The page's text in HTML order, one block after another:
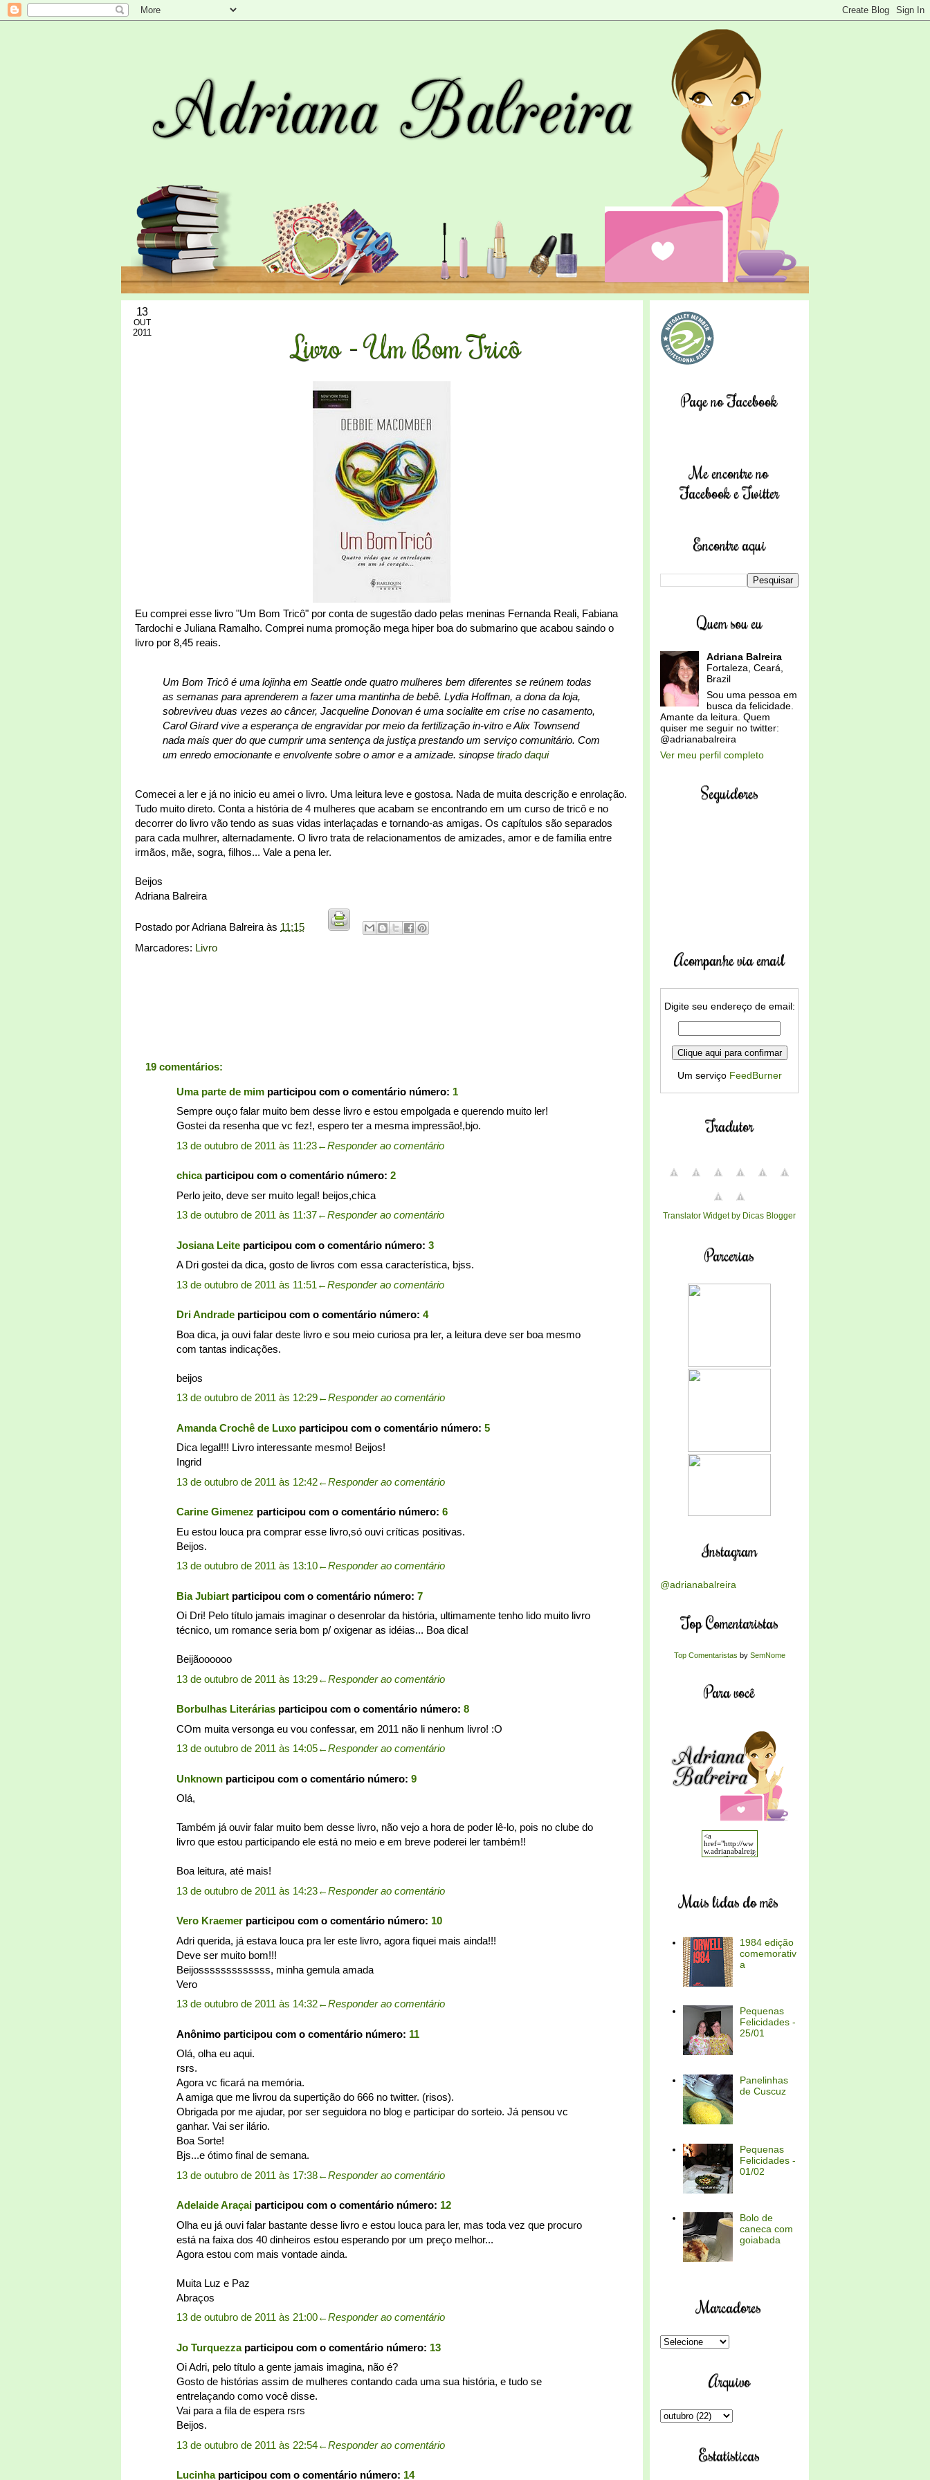
13
OUT
2011 Livro - Um Bom Tricô
Eu comprei esse livro "Um Bom Tricô" por conta de sugestão dado pelas meninas Fernanda Reali, Fabiana
Tardochi e Juliana Ramalho. Comprei numa promoção mega hiper boa do submarino que acabou saindo o
livro por 8,45 reais.
Um Bom Tricô é uma lojinha em Seattle onde quatro mulheres bem diferentes se reúnem todas
as semanas para aprenderem a fazer uma mantinha de bebê. Lydia Hoffman, a dona da loja,
sobreviveu duas vezes ao câncer, Jacqueline Donovan é uma socialite em crise no casamento,
Carol Girard vive a esperança de engravidar por meio da fertilização in-vitro e Alix Townsend
nada mais quer do que cumprir uma sentença da justiça prestando um serviço comunitário. Com
um enredo emocionante e envolvente sobre o amor e a amizade. sinopse tirado daqui
Comecei a ler e já no inicio eu amei o livro. Uma leitura leve e gostosa. Nada de muita descrição e enrolação.
Tudo muito direto. Conta a história de 4 mulheres que acabam se encontrando em um curso de tricô e no
decorrer do livro vão tendo as suas vidas interlaçadas e tornando-as amigas. Os capítulos são separados
para cada mulhrer, alternadamente. O livro trata de relacionamentos de amizades, amor e de família entre
irmãos, mãe, sogra, filhos... Vale a pena ler.
Beijos
Adriana Balreira
Postado porAdriana Balreira às 11:15
Marcadores: Livro
19 comentários:
Uma parte de mim participou com o comentário número: 1
Sempre ouço falar muito bem desse livro e estou empolgada e querendo muito ler!
Gostei da resenha que vc fez!, espero ter a mesma impressão!,bjo.
13 de outubro de 2011 às 11:23←Responder ao comentário
chicaparticipou com o comentário número: 2
Perlo jeito, deve ser muito legal! beijos,chica
13 de outubro de 2011 às 11:37←Responder ao comentário
Josiana Leite participou com o comentário número: 3
A Dri gostei da dica, gosto de livros com essa característica, bjss.
13 de outubro de 2011 às 11:51 ←Responder ao comentário
Dri Andrade participou com o comentário número: 4
Boa dica, ja ouvi falar deste livro e sou meio curiosa pra ler, a leitura deve ser boa mesmo
com tantas indicações.
beijos
13 de outubro de 2011 às 12:29←Responder ao comentário
Amanda Crochê de Luxo participou com o comentário número: 5
Dica legal!!! Livro interessante mesmo! Beijos!
Ingrid
13 de outubro de 2011 às 12:42←Responder ao comentário
Carine Gimenez participou com o comentário número: 6
Eu estou louca pra comprar esse livro,só ouvi críticas positivas.
Beijos.
13 de outubro de 2011 às 13:10←Responder ao comentário
Bia Jubiart participou com o comentário número: 7
Oi Dri! Pelo título jamais imaginar o desenrolar da história, ultimamente tenho lido muito livro
técnico, um romance seria bom p/ oxigenar as idéias... Boa dica!
Beijãoooooo
13 de outubro de 2011 às 13:29←Responder ao comentário
Borbulhas Literárias participou com o comentário número: 8
COm muita versonga eu vou confessar, em 2011 não li nenhum livro! :O
13 de outubro de 2011 às 14:05←Responder ao comentário
Unknown participou com o comentário número: 9
Olá,
Também já ouvir falar muito bem desse livro, não vejo a hora de poder lê-lo, pois no clube do
livro que estou participando ele está no meio e em breve poderei ler também!!
Boa leitura, até mais!
13 de outubro de 2011 às 14:23←Responder ao comentário
Vero Kraemer participou com o comentário número: 10
Adri querida, já estava louca pra ler este livro, agora fiquei mais ainda!!!
Deve ser muito bom!!!
Beijosssssssssssss, minha gemula amada
Vero
13 de outubro de 2011 às 14:32←Responder ao comentário
Anônimo participou com o comentário número: 11
Olá, olha eu aqui.
rsrs.
Agora vc ficará na memória.
A amiga que me livrou da supertição do 666 no twitter. (risos).
Obrigada por me ajudar, por ser seguidora no blog e participar do sorteio. Já pensou vc
ganhar. Vai ser ilário.
Boa Sorte!
Bjs...e ótimo final de semana.
13 de outubro de 2011 às 17:38←Responder ao comentário
Adelaide Araçai participou com o comentário número: 12
Olha eu já ouvi falar bastante desse livro e estou louca para ler, mas toda vez que procuro
está na faixa dos 40 dinheiros estou esperando por um preço melhor...
Agora estou com mais vontade ainda.
Muita Luz e Paz
Abraços
13 de outubro de 2011 às 21:00←Responder ao comentário
Jo Turquezzaparticipou com o comentário número: 13
Oi Adri, pelo título a gente jamais imagina, não é?
Gosto de histórias assim de mulheres contando cada uma sua história, e tudo se
entrelaçando como você disse.
Vai para a fila de espera rsrs
Beijos.
13 de outubro de 2011 às 22:54←Responder ao comentário
Lucinhaparticipou com o comentário número: 14
Page no Facebook
Me encontre no
Facebook e Twitter
Encontre aqui
Quem sou eu
Adriana Balreira
Fortaleza, Ceará,
Brazil
Sou uma pessoa em
busca da felicidade.
Amante da leitura. Quem
quiser me seguir no twitter:
@adrianabalreira
Ver meu perfil completo
Seguidores
Acompanhe via email
Digite seu endereço de email:
Um serviço FeedBurner
Tradutor
Translator Widget by Dicas Blogger
Parcerias
Instagram
@adrianabalreira
Top Comentaristas
Top Comentaristas by SemNome
Para você
Mais lidas do mês
1984 edição
comemorativ
a
Pequenas
Felicidades -
25/01
Panelinhas
de Cuscuz
Pequenas
Felicidades -
01/02
Bolo de
caneca com
goiabada
Marcadores
Arquivo
Estatísticas